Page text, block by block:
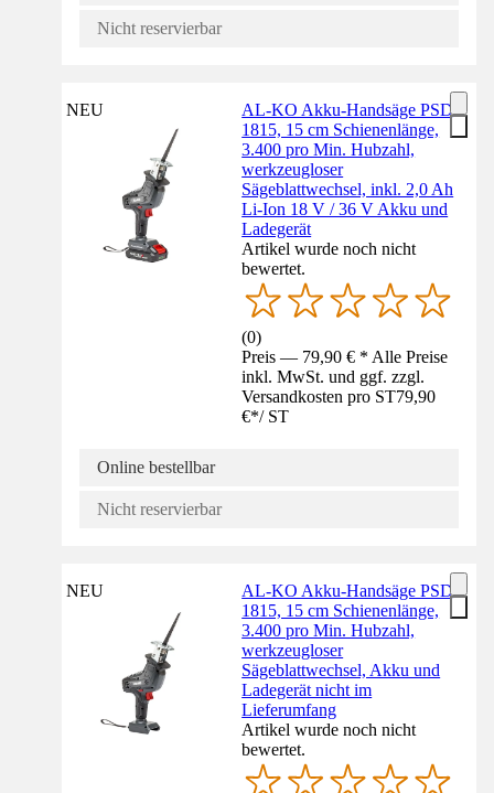
Nicht reservierbar
NEU
AL-KO Akku-Handsäge PSD
1815, 15 cm Schienenlänge,
3.400 pro Min. Hubzahl,
werkzeugloser
Sägeblattwechsel, inkl. 2,0 Ah
Li-Ion 18 V / 36 V Akku und
Ladegerät
Artikel wurde noch nicht
bewertet.
(0)
Preis — 79,90 € * Alle Preise
inkl. MwSt. und ggf. zzgl.
Versandkosten pro ST79,90
€*/ ST
Online bestellbar
Nicht reservierbar
NEU
AL-KO Akku-Handsäge PSD
1815, 15 cm Schienenlänge,
3.400 pro Min. Hubzahl,
werkzeugloser
Sägeblattwechsel, Akku und
Ladegerät nicht im
Lieferumfang
Artikel wurde noch nicht
bewertet.